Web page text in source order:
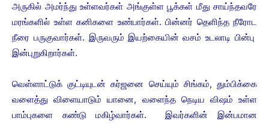
அருகில் அமர்ந்து உள்ளவர்கள் அங்குள்ள பூக்கள் மீது சாய்ந்தவரே
மரங்களில் உள்ள கனிகளை உண்பார்கள். பின்னர் தெளிந்த நீரோட
நீரை பருகுவார்கள். இருவரும் இயற்கையின் வசம் உடலாடி பின்பு
இன்புறுகிறார்கள்.
வெள்ளாட்டுக் குட்டியுடன் கர்ஜனை செய்யும் சிங்கம், தும்பிக்கை
வளைத்து விளையாடும் யானை, வளைந்த நெடிய விஷம் உள்ள
பாம்புகளை கண்டு மகிழ்வார்கள். இவர்களின் இன்பமான